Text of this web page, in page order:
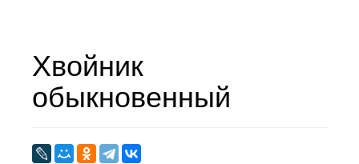
Хвойник
обыкновенный